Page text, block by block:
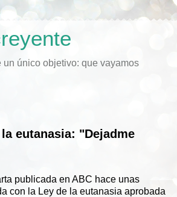
un único objetivo: que vayamos
eutanasia: "Dejadme
publicada en ABC hace unas
con la Ley de la eutanasia aprobada